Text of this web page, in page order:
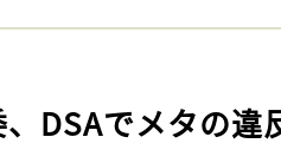
、DSAでメタの違